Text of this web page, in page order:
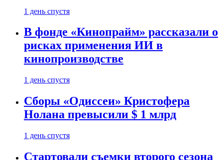
1 день спустя
В фонде «Кинопрайм» рассказали о
рисках применения ИИ в
кинопроизводстве
1 день спустя
Сборы «Одиссеи» Кристофера
Нолана превысили $ 1 млрд
1 день спустя
Стартовали съемки второго сезона